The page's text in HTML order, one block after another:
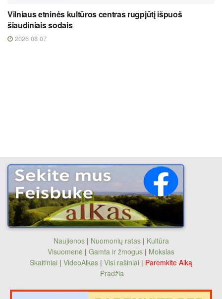
Vilniaus etninės kultūros centras rugpjūtį išpuoš
šiaudiniais sodais
2026 08 07
Naujienos| Nuomonių ratas| Kultūra
Visuomenė | Gamta ir žmogus | Mokslas
Skaitiniai | VideoAlkas | Visi rašiniai | Paremkite Alką
Pradžia